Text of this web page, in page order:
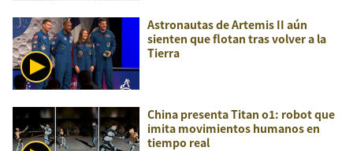
Astronautas de Artemis II aún
sienten que flotan tras volver a la
Tierra
China presenta Titan o1: robot que
imita movimientos humanos en
tiempo real